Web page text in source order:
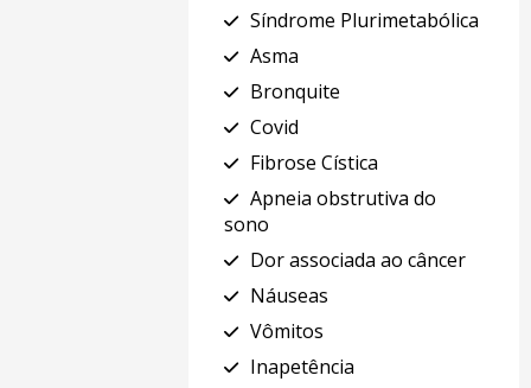
Síndrome Plurimetabólica
Asma
Bronquite
Covid
Fibrose Cística
Apneia obstrutiva do
sono
Dor associada ao câncer
Náuseas
Vômitos
Inapetência